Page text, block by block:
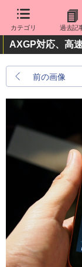
カテゴリ 過去記
AXGP対応、高
前の画像